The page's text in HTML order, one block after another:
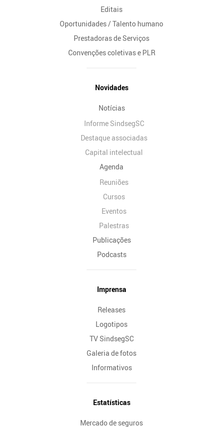
Editais
Oportunidades / Talento humano
Prestadoras de Serviços
Convenções coletivas e PLR
Novidades
Notícias
Informe SindsegSC
Destaque associadas
Capital intelectual
Agenda
Reuniões
Cursos
Eventos
Palestras
Publicações
Podcasts
Imprensa
Releases
Logotipos
TV SindsegSC
Galeria de fotos
Informativos
Estatísticas
Mercado de seguros